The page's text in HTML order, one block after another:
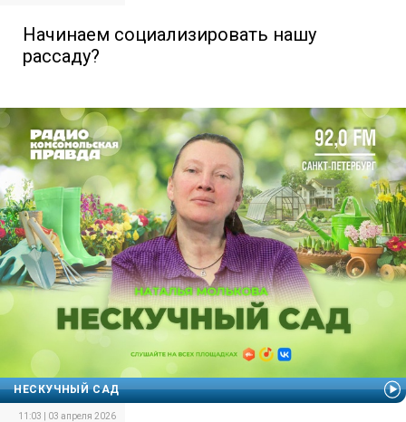
Начинаем социализировать нашу
рассаду?
НЕСКУЧНЫЙ САД
11:03 | 03 апреля 2026